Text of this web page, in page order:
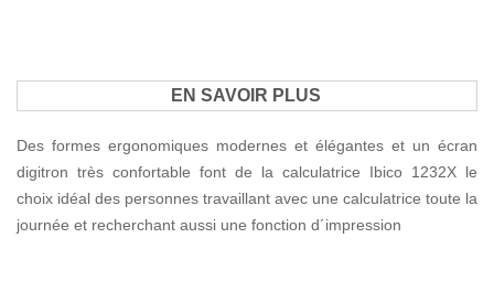
EN SAVOIR PLUS
Des formes ergonomiques modernes et élégantes et un écran
digitron très confortable font de la calculatrice Ibico 1232X le
choix idéal des personnes travaillant avec une calculatrice toute la
journée et recherchant aussi une fonction d´impression